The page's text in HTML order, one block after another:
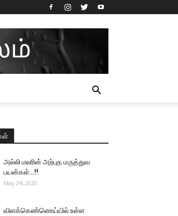
அல்லி மலரின் அற்புத மருத்துவ
பயன்கள்…!!
May 24, 2020
விளக்கெண்ணெய்யில் உள்ள